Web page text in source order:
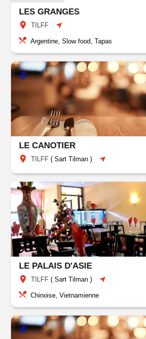
LES GRANGES
TILFF
Argentine, Slow food, Tapas
LE CANOTIER
TILFF (Sart Tilman )
LE PALAIS D'ASIE
TILFF (Sart Tilman )
Chinoise, Vietnamienne